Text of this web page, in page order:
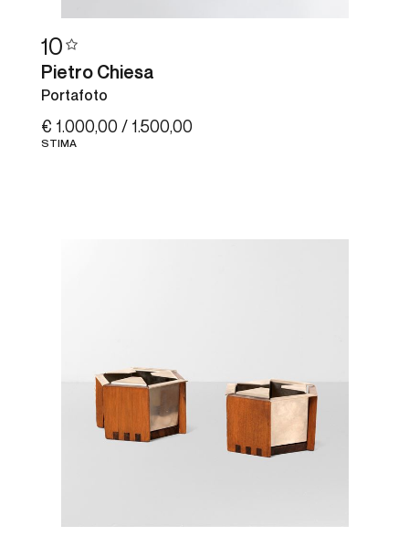
10
Pietro Chiesa
Portafoto
€ 1.000,00 / 1.500,00
STIMA